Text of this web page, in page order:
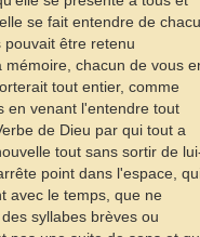
se fait entendre de
pouvait être retenu
mémoire, chacun de vous
tout entier, comme
en venant l'entendre tout
de Dieu par qui tout a
tout sans sortir de
point dans l'espace,
avec le temps, que ne
syllabes brèves ou